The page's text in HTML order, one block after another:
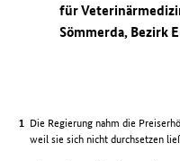
für
Sömmerda, Bezirk
Die Regierung nahm die
weil sie sich nicht durchsetzen